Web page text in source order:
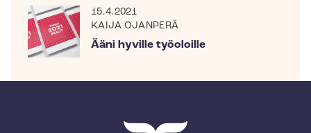
15.4.2021
KAIJA OJANPERÄ
Ääni hyville työoloille